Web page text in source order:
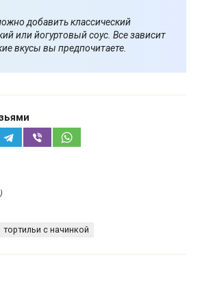
добавить классический
или йогуртовый соус. Все зависит
вкусы вы предпочитаете.
тортильи с начинкой